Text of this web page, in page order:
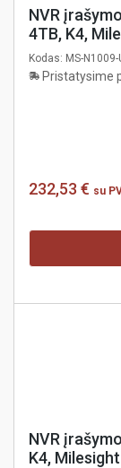
NVR
4TB, K4,
Kodas: MS-N1009-
Pristatysime
232,53 € su
NVR
K4, Milesight